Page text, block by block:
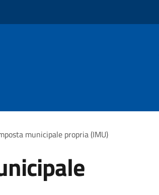
municipale propria (IMU)